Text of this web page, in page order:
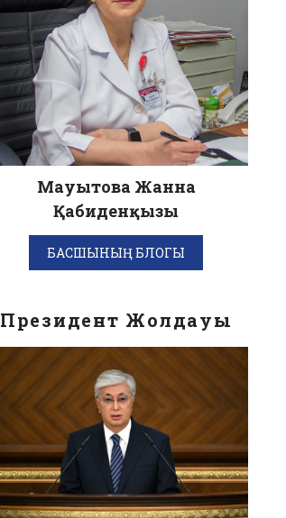
Мауытова Жанна
Қабиденқызы
БАСШЫНЫҢ БЛОГЫ
Президент Жолдауы